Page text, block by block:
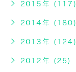
2015年 (117)
2014年 (180)
2013年 (124)
2012年 (25)